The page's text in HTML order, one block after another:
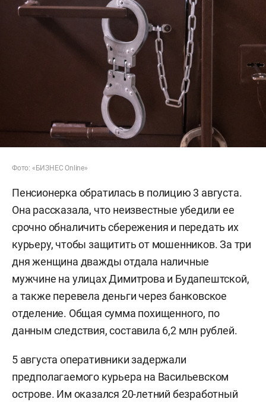
Фото: «БИЗНЕС Online»
Пенсионерка обратилась в полицию 3 августа.
Она рассказала, что неизвестные убедили ее
срочно обналичить сбережения и передать их
курьеру, чтобы защитить от мошенников. За три
дня женщина дважды отдала наличные
мужчине на улицах Димитрова и Будапештской,
а также перевела деньги через банковское
отделение. Общая сумма похищенного, по
данным следствия, составила 6,2 млн рублей.
5 августа оперативники задержали
предполагаемого курьера на Васильевском
острове. Им оказался 20-летний безработный